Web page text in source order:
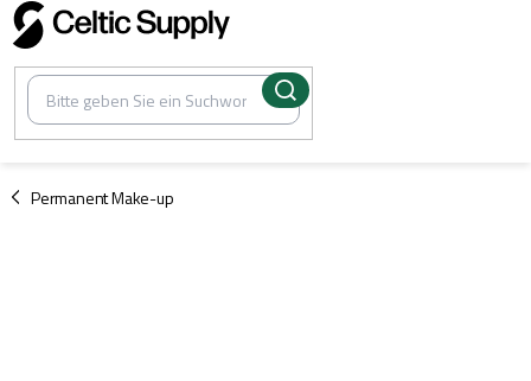
Zum
Inhalt
springen
Permanent Make-up
/